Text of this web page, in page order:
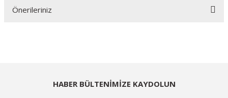
Önerileriniz
HABER BÜLTENİMİZE KAYDOLUN